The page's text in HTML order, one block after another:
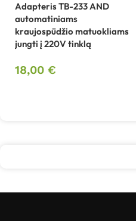
Adapteris TB-233 AND
automatiniams
kraujospūdžio matuokliams
jungti į 220V tinklą
18,00 €